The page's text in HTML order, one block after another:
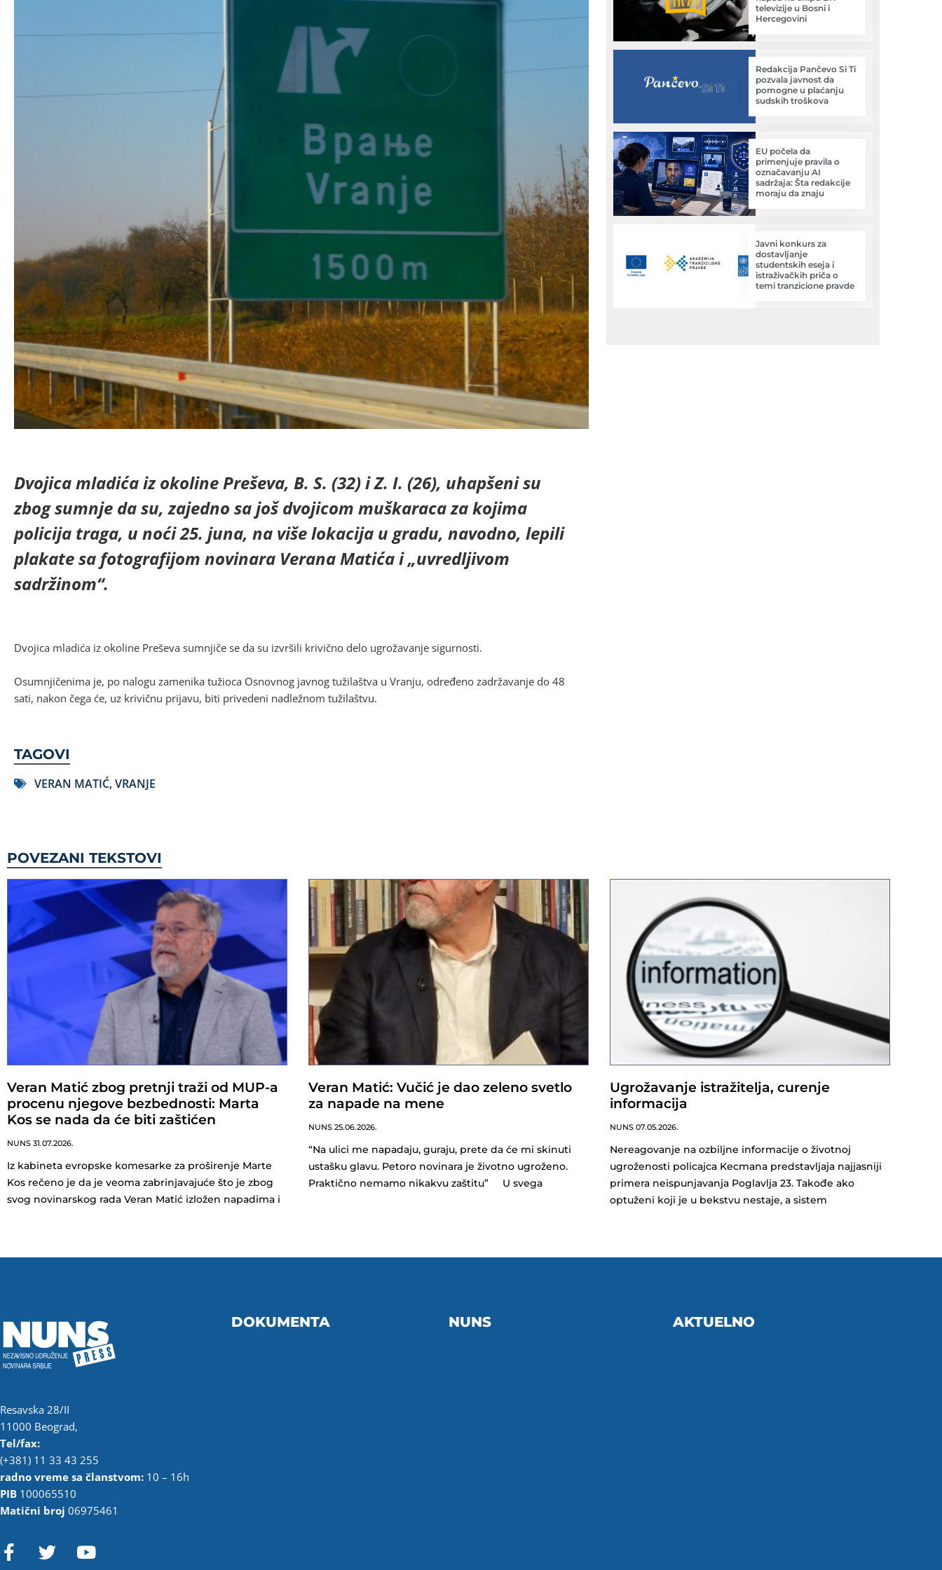
Dvojica mladića iz okoline Preševa, B. S. (32) i Z. I. (26), uhapšeni su
zbog sumnje da su, zajedno sa još dvojicom muškaraca za kojima
policija traga, u noći 25. juna, na više lokacija u gradu, navodno, lepili
plakate sa fotografijom novinara Verana Matića i „uvredljivom
sadržinom“.
Dvojica mladića iz okoline Preševa sumnjiče se da su izvršili krivično delo ugrožavanje sigurnosti.
Osumnjičenima je, po nalogu zamenika tužioca Osnovnog javnog tužilaštva u Vranju, određeno zadržavanje do 48
sati, nakon čega će, uz krivičnu prijavu, biti privedeni nadležnom tužilaštvu.
TAGOVI
VERAN MATIĆ,VRANJE
televizije u Bosni i
Hercegovini
Redakcija Pančevo Si Ti
pozvala javnost da
pomogne u plaćanju
sudskih troškova
EU počela da
primenjuje pravila o
označavanju AI
sadržaja: Šta redakcije
moraju da znaju
Javni konkurs za
dostavljanje
studentskih eseja i
istraživačkih priča o
temi tranzicione pravde
POVEZANI TEKSTOVI
Veran Matić zbog pretnji traži od MUP-a
procenu njegove bezbednosti: Marta
Kos se nada da će biti zaštićen
NUNS 31.07.2026.
Iz kabineta evropske komesarke za proširenje Marte
Kos rečeno je da je veoma zabrinjavajuće što je zbog
svog novinarskog rada Veran Matić izložen napadima i
Veran Matić: Vučić je dao zeleno svetlo
za napade na mene
NUNS 25.06.2026.
“Na ulici me napadaju, guraju, prete da će mi skinuti
ustašku glavu. Petoro novinara je životno ugroženo.
Praktično nemamo nikakvu zaštitu” U svega
Ugrožavanje istražitelja, curenje
informacija
NUNS 07.05.2026.
Nereagovanje na ozbiljne informacije o životnoj
ugroženosti policajca Kecmana predstavljaja najjasniji
primera neispunjavanja Poglavlja 23. Takođe ako
optuženi koji je u bekstvu nestaje, a sistem
Resavska 28/II
11000 Beograd,
Tel/fax:
(+381) 11 33 43 255
radno vreme sa članstvom: 10 – 16h
PIB 100065510
Matični broj 06975461
F T Y
DOKUMENTA NUNS AKTUELNO